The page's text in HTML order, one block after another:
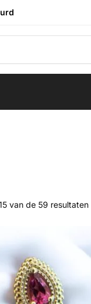
van de 59